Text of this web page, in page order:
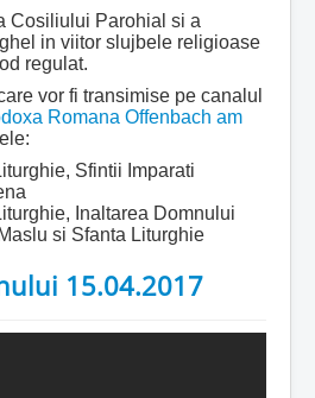
Cosiliului Parohial si a
in viitor slujbele religioase
regulat.
vor fi transimise pe canalul
Romana Offenbach am
Sfintii Imparati
Inaltarea Domnului
si Sfanta Liturghie
15.04.2017